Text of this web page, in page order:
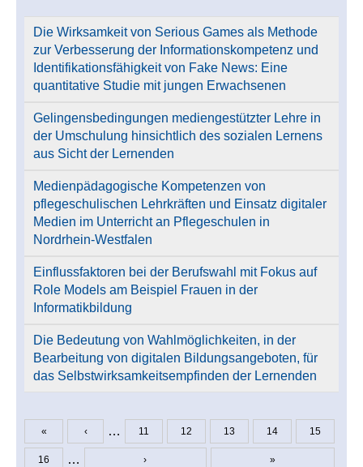
Die Wirksamkeit von Serious Games als Methode
zur Verbesserung der Informationskompetenz und
Identifikationsfähigkeit von Fake News: Eine
quantitative Studie mit jungen Erwachsenen
Gelingensbedingungen mediengestützter Lehre in
der Umschulung hinsichtlich des sozialen Lernens
aus Sicht der Lernenden
Medienpädagogische Kompetenzen von
pflegeschulischen Lehrkräften und Einsatz digitaler
Medien im Unterricht an Pflegeschulen in
Nordrhein-Westfalen
Einflussfaktoren bei der Berufswahl mit Fokus auf
Role Models am Beispiel Frauen in der
Informatikbildung
Die Bedeutung von Wahlmöglichkeiten, in der
Bearbeitung von digitalen Bildungsangeboten, für
das Selbstwirksamkeitsempfinden der Lernenden
Seiten
« ‹ … 11 12 13 14 15
16 … › »